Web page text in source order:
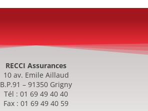
RECCI Assurances
10 av. Emile Aillaud
B.P.91 – 91350 Grigny
Tél : 01 69 49 40 40
Fax : 01 69 49 40 59